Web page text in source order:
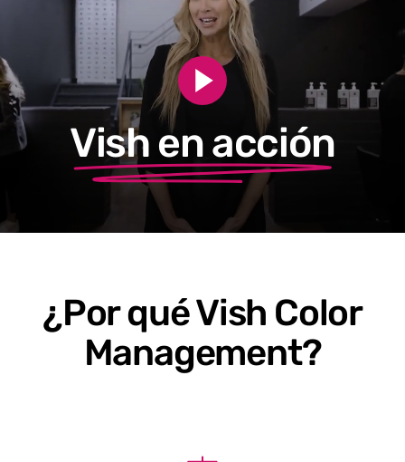
Vish en acción
¿Por qué Vish Color
Management?